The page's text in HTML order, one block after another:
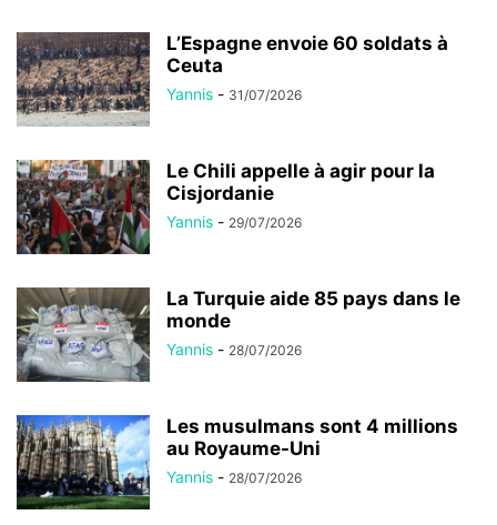
L’Espagne envoie 60 soldats à
Ceuta
Yannis - 31/07/2026
Le Chili appelle à agir pour la
Cisjordanie
Yannis - 29/07/2026
La Turquie aide 85 pays dans le
monde
Yannis - 28/07/2026
Les musulmans sont 4 millions
au Royaume-Uni
Yannis - 28/07/2026